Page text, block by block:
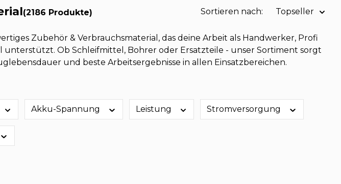
(2186 Produkte) Sortieren nach: Topseller
Name A-Z
Name Z-A
Preis absteigend
Zubehör & Verbrauchsmaterial, das deine Arbeit als Handwerker, Profi
Ob Schleifmittel, Bohrer oder Ersatzteile - unser Sortiment sorgt
und beste Arbeitsergebnisse in allen Einsatzbereichen.
Akku-Spannung Leistung Stromversorgung